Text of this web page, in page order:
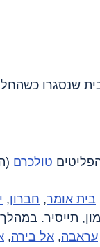
שנסגרו
טולכרם
בית אומר, חברון,
תייסיר.
עראבה, אל בירה,